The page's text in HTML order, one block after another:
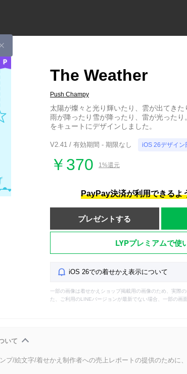
The Weather
Push Champy
太陽が燦々と光り輝いたり、雲が出てきた
雨が降ったり雪が降ったり、雷が光った
をキュートにデザインしました。
V2.41 / 有効期間 - 期限なし iOS 26デザイン
￥370 1%還元
PayPay決済が利用できるよ
プレゼントする
LYPプレミアムで使
iOS 26での着せかえ表示について
一部の画像は着せかえショップ掲載用の画像のため、実際
た、ご利用のLINEバージョンが最新でない場合、一部の画
いて
プ/絵文字/着せかえ制作者への売上レポートの提供のために